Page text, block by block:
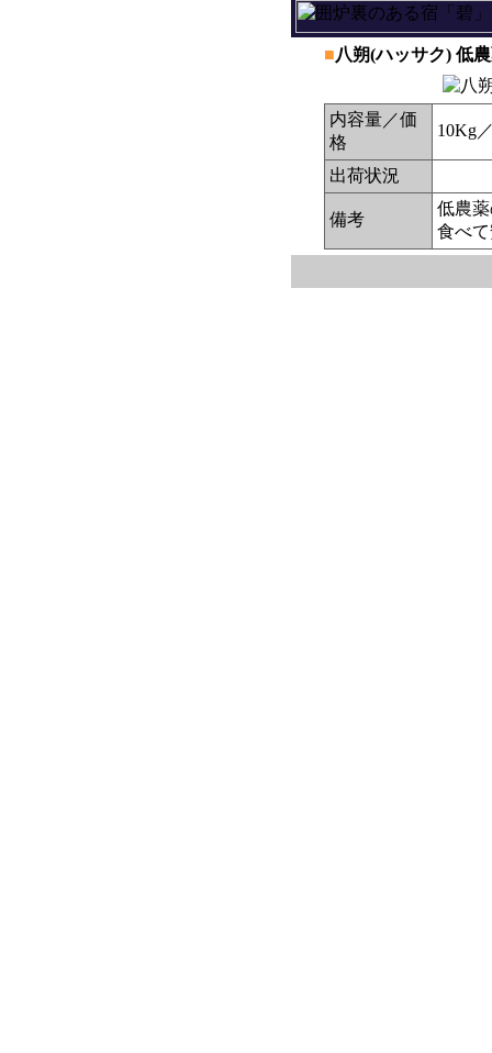
■八朔(ハッサク) 低
内容量／価
格
10Kg
出荷状況
備考
低農
食べ